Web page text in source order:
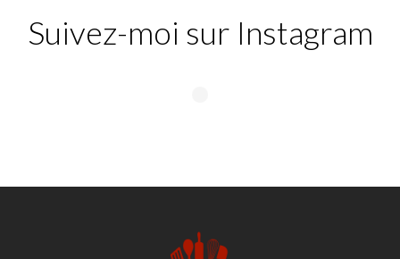
Suivez-moi sur Instagram